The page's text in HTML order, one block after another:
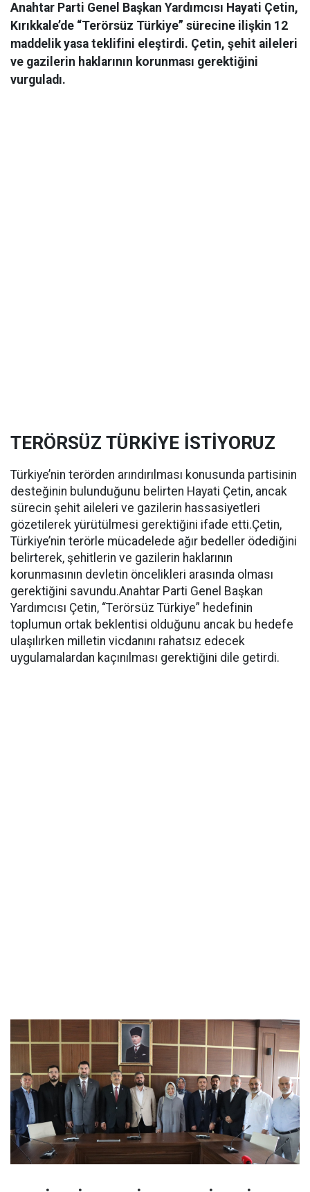
Anahtar Parti Genel Başkan Yardımcısı Hayati Çetin,
Kırıkkale’de “Terörsüz Türkiye” sürecine ilişkin 12
maddelik yasa teklifini eleştirdi. Çetin, şehit aileleri
ve gazilerin haklarının korunması gerektiğini
vurguladı.
TERÖRSÜZ TÜRKİYE İSTİYORUZ
Türkiye’nin terörden arındırılması konusunda partisinin
desteğinin bulunduğunu belirten Hayati Çetin, ancak
sürecin şehit aileleri ve gazilerin hassasiyetleri
gözetilerek yürütülmesi gerektiğini ifade etti.Çetin,
Türkiye’nin terörle mücadelede ağır bedeller ödediğini
belirterek, şehitlerin ve gazilerin haklarının
korunmasının devletin öncelikleri arasında olması
gerektiğini savundu.Anahtar Parti Genel Başkan
Yardımcısı Çetin, “Terörsüz Türkiye” hedefinin
toplumun ortak beklentisi olduğunu ancak bu hedefe
ulaşılırken milletin vicdanını rahatsız edecek
uygulamalardan kaçınılması gerektiğini dile getirdi.